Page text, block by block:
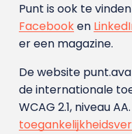
Punt is ook te
Facebooken
er een magazine.
De website
de internationale
WCAG 2.1, niveau